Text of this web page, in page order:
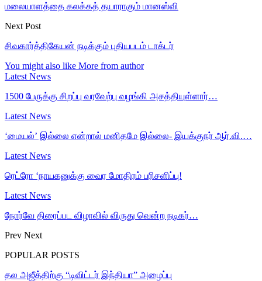
மலையாளத்தை கலக்கத் தயாராகும் மானஸ்வி
Next Post
சிவகார்த்திகேயன் நடிக்கும் புதியபடம் டாக்டர்
You might also like More from author
Latest News
1500 பேருக்கு சிறப்பு வரவேற்பு வழங்கி அசத்தியுள்ளார்…
Latest News
‘மையல்’ இல்லை என்றால் மனிதமே இல்லை- இயக்குநர் ஆர்.வி.…
Latest News
ரெட்ரோ ‘நாயகனுக்கு வைர மோதிரம் பரிசளிப்பு!
Latest News
நோர்வே திரைப்பட விழாவில் விருது வென்ற நடிகர்…
Prev Next
POPULAR POSTS
தல அஜீத்திற்கு “டிவிட்டர் இந்தியா” அழைப்பு